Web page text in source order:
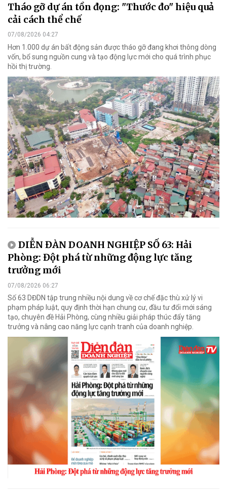
Tháo gỡ dự án tồn đọng: "Thước đo" hiệu quả
cải cách thể chế
07/08/2026 04:27
Hơn 1.000 dự án bất động sản được tháo gỡ đang khơi thông dòng
vốn, bổ sung nguồn cung và tạo động lực mới cho quá trình phục
hồi thị trường.
DIỄN ĐÀN DOANH NGHIỆP SỐ 63: Hải
Phòng: Đột phá từ những động lực tăng
trưởng mới
07/08/2026 06:27
Số 63 DĐDN tập trung nhiều nội dung về cơ chế đặc thù xử lý vi
phạm pháp luật, quy định thời hạn chung cư, đầu tư đổi mới sáng
tạo, chuyên đề Hải Phòng, cùng nhiều giải pháp thúc đẩy tăng
trưởng và nâng cao năng lực cạnh tranh của doanh nghiệp.